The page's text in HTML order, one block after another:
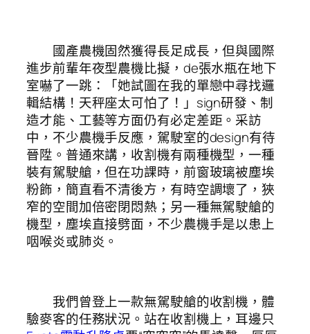
國產農機固然獲得長足成長，但與國際
進步前輩年夜型農機比擬，de張水瓶在地下
室嚇了一跳：「她試圖在我的單戀中尋找邏
輯結構！天秤座太可怕了！」sign研發、制
造才能、工藝等方面仍有必定差距。采訪
中，不少農機手反應，駕駛室的design有待
晉陞。普通來講，收割機有兩種機型，一種
裝有駕駛艙，但在功課時，前窗玻璃被塵埃
粉飾，簡直看不清後方，有時空調壞了，狹
窄的空間加倍密閉悶熱；另一種無駕駛艙的
機型，塵埃直接劈面，不少農機手是以患上
咽喉炎或肺炎。
我們曾登上一款無駕駛艙的收割機，體
驗麥客的任務狀況。站在收割機上，耳邊只